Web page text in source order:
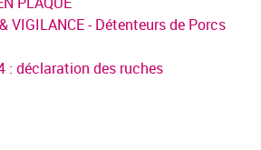
VIGILANCE - Détenteurs de Porcs
: déclaration des ruches